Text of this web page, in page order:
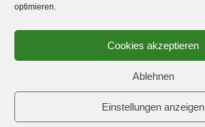
optimieren.
Cookies akzeptieren
Ablehnen
Einstellungen anzeigen
© 2026 Schach-Club Kreuzberg e.V.